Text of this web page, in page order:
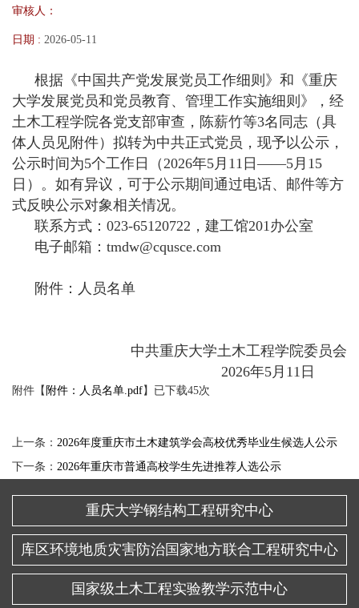
审核人：
日期 : 2026-05-11
根据《中国共产党发展党员工作细则》和《重庆
大学发展党员和党员教育、管理工作实施细则》，经
土木工程学院各党支部审查，陈薪竹等3名同志（具
体人员见附件）拟转为中共正式党员，现予以公示，
公示时间为5个工作日（2026年5月11日——5月15
日）。如有异议，可于公示期间通过电话、邮件等方
式反映公示对象相关情况。
联系方式：023-65120722，建工馆201办公室
电子邮箱：tmdw@cqusce.com
附件：人员名单
中共重庆大学土木工程学院委员会
2026年5月11日
附件【 附件：人员名单.pdf】已下载45次
上一条： 2026年度重庆市土木建筑学会高校优秀毕业生候选人公示
下一条： 2026年重庆市普通高校学生先进推荐人选公示
重庆大学钢结构工程研究中心
库区环境地质灾害防治国家地方联合工程研究中心
国家级土木工程实验教学示范中心